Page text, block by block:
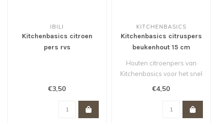
IBILI
Kitchenbasics citroen
pers rvs
€3,50
KITCHENBASICS
Kitchenbasics citruspers
beukenhout 15 cm
Houten citroenpers van
Kitchenbasics voor het snel
€4,50